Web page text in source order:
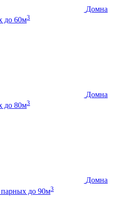
Домна
до 60м3
Домна
до 80м3
Домна
до 90м3